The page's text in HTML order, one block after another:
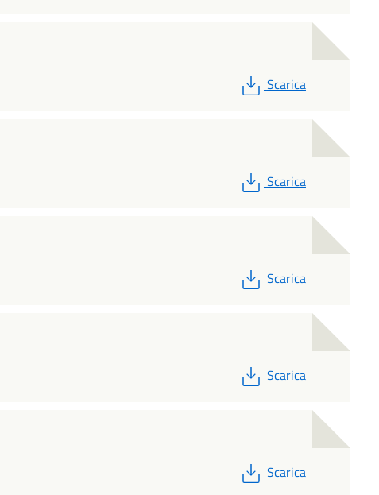
PDF
Scarica
PDF
Scarica
PDF
Scarica
PDF
Scarica
PDF
Scarica